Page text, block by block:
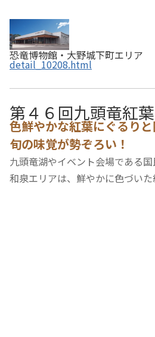
恐竜博物館・大野城下町エリア
detail_10208.html
第４６回九頭竜紅
色鮮やかな紅葉にぐるり
旬の味覚が勢ぞろい！
九頭竜湖やイベント会場である
和泉エリアは、鮮やかに色づい